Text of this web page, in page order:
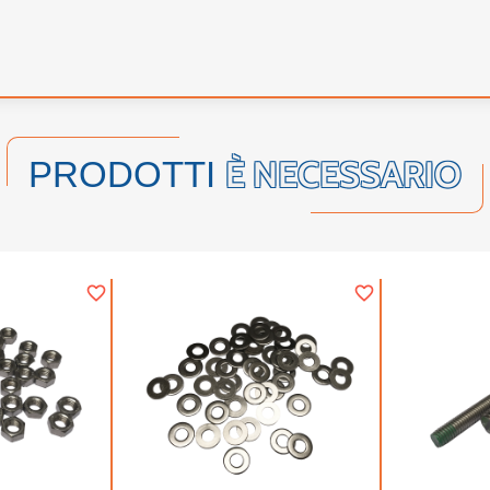
PRODOTTI È NECESSARIO
favorite_border favorite_border